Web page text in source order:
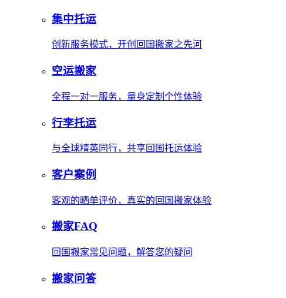
集中托运
创新服务模式，开创回国搬家之先河
空运搬家
全程一对一服务，量身定制个性体验
行李托运
与全球精英同行，共享回国托运体验
客户案例
客观的晒单评价，真实的回国搬家体验
搬家FAQ
回国搬家常见问题，解答您的疑问
搬家问答